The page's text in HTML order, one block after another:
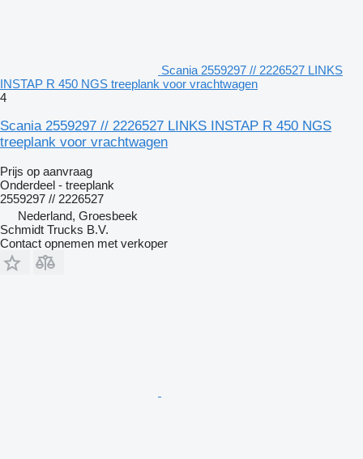
Scania 2559297 // 2226527 LINKS
INSTAP R 450 NGS treeplank voor vrachtwagen
4
Scania 2559297 // 2226527 LINKS INSTAP R 450 NGS
treeplank voor vrachtwagen
Prijs op aanvraag
Onderdeel - treeplank
2559297 // 2226527
Nederland, Groesbeek
Schmidt Trucks B.V.
Contact opnemen met verkoper